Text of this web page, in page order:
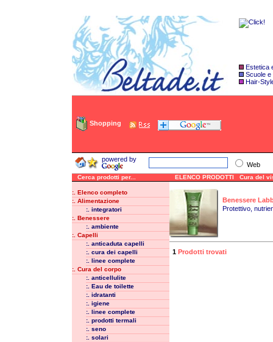
Estetica
Scuole e
Hair-
Shopping
powered by
Web
Cerca prodotti per...
:. Elenco completo
:. Alimentazione
:. integratori
:. Benessere
:. ambiente
:. Capelli
:. anticaduta capelli
:. cura dei capelli
:. linee complete
:. Cura del corpo
:. anticellulite
:. Eau de toilette
:. idratanti
:. igiene
:. linee complete
:. prodotti termali
:. seno
:. solari
ELENCO PRODOTTI Cura del
Benessere
Protettivo,
1 Prodotti trovati